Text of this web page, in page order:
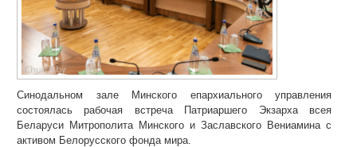
Синодальном зале Минского епархиального управления
состоялась рабочая встреча Патриаршего Экзарха всея
Беларуси Митрополита Минского и Заславского Вениамина с
активом Белорусского фонда мира.